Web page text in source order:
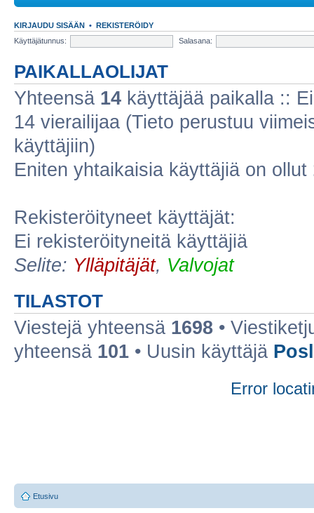
KIRJAUDU SISÄÄN • REKISTERÖIDY
Käyttäjätunnus:
Salasana:
PAIKALLAOLIJAT
Yhteensä 14 käyttäjää paikalla ::
14 vierailijaa (Tieto perustuu
käyttäjiin)
Eniten yhtaikaisia käyttäjiä on ollut
Rekisteröityneet käyttäjät:
Ei rekisteröityneitä käyttäjiä
Selite: Ylläpitäjät, Valvojat
TILASTOT
Viestejä yhteensä 1698 •
yhteensä 101 • Uusin käyttäjä
Error
Etusivu